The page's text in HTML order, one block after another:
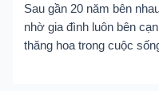
Sau gần 20 năm bên
nhờ gia đình luôn bên
thăng hoa trong cuộc